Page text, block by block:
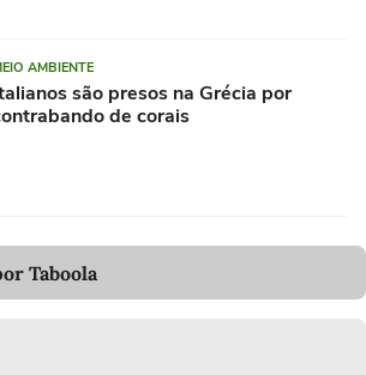
AMBIENTE
são presos na Grécia por
de corais
Taboola